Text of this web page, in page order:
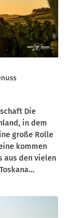
Die
in dem
große Rolle
kommen
aus den vielen